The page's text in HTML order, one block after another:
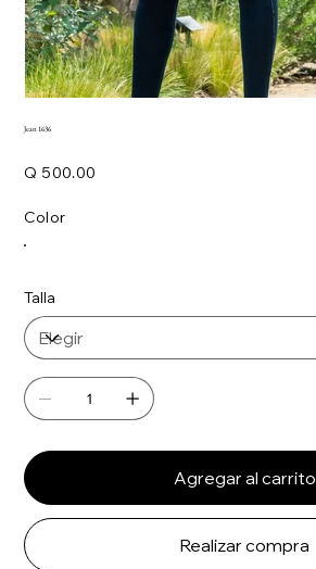
Jean 1636
Q 500.00
Color
Talla
Agregar al carrito
Realizar compra